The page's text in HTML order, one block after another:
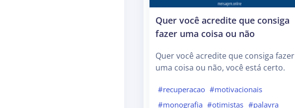
Quer você acredite que consiga
fazer uma coisa ou não
Quer você acredite que consiga fazer
uma coisa ou não, você está certo.
#recuperacao #motivacionais
#monografia #otimistas #palavra